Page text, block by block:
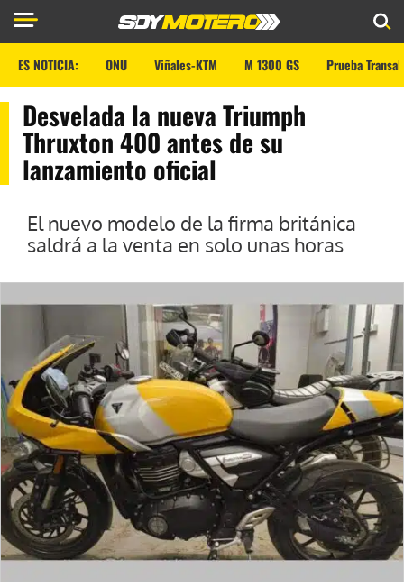
ES NOTICIA: ONU Viñales-KTM M 1300 GS Prueba
Desvelada la nueva Triumph
Thruxton 400 antes de su
lanzamiento oficial
El nuevo modelo de la firma británica
saldrá a la venta en solo unas horas